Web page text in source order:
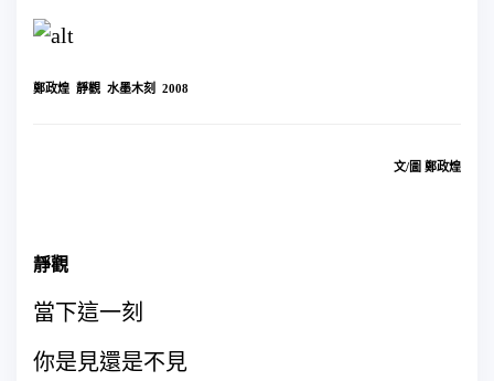
鄭政煌 靜觀 水墨木刻 2008
文/圖 鄭政煌
靜觀
當下這一刻
你是見還是不見